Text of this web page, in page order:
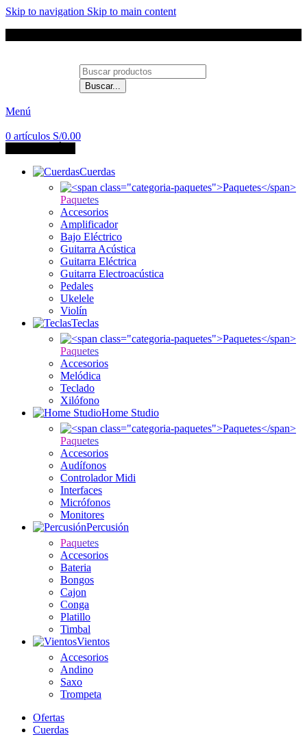
Skip to navigation Skip to main content
Buscar...
Menú
0 artículos S/0.00
Cuerdas
Paquetes
Accesorios
Amplificador
Bajo Eléctrico
Guitarra Acústica
Guitarra Eléctrica
Guitarra Electroacústica
Pedales
Ukelele
Violín
Teclas
Paquetes
Accesorios
Melódica
Teclado
Xilófono
Home Studio
Paquetes
Accesorios
Audífonos
Controlador Midi
Interfaces
Micrófonos
Monitores
Percusión
Paquetes
Accesorios
Bateria
Bongos
Cajon
Conga
Platillo
Timbal
Vientos
Accesorios
Andino
Saxo
Trompeta
Ofertas
Cuerdas